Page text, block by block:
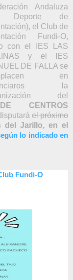
Andaluza
Deporte de
el Club de
Fundi-O,
con el IES LAS
y el IES
DE FALLA se
en
la
del
CENTROS
el próximo
del Jarillo, en el
lo indicado en
Fundi-O